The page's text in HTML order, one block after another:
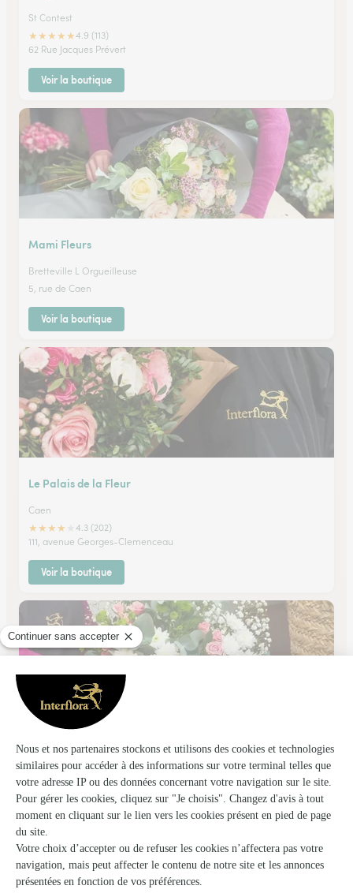
St Contest
★★★★★4.9 (113)
62 Rue Jacques Prévert
Voir la boutique
Mami Fleurs
Bretteville L Orgueilleuse
5, rue de Caen
Voir la boutique
Le Palais de la Fleur
Caen
★★★★
4.3 (202)
111, avenue Georges-Clemenceau
Voir la boutique
Villers Bocage
★★★★★ 4.5 (110)
13 rue Pasteur
Voir la boutique